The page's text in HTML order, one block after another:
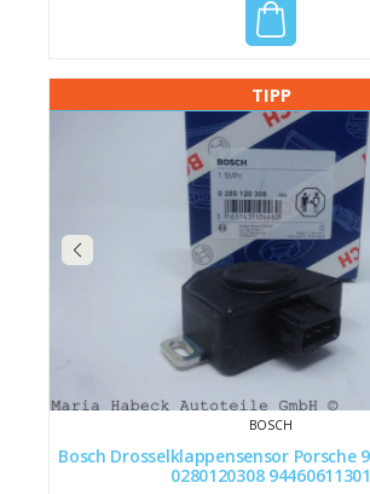
TIPP
BOSCH
Bosch Drosselklappensensor Porsche 924S / 944 / 928
0280120308 94460611301